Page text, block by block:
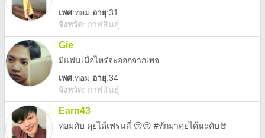
เพศ:ทอม อายุ:31
จังหวัด: กาฬสินธุ์
Gie
มีแฟนเมื่อไหร่จะออกจากเพจ
เพศ:ทอม อายุ:34
จังหวัด: กาฬสินธุ์
Earn43
ทอมคับ คุยได้เฟรนลี่ 😚😚 #ทักมาคุยได้นะคับ🤘